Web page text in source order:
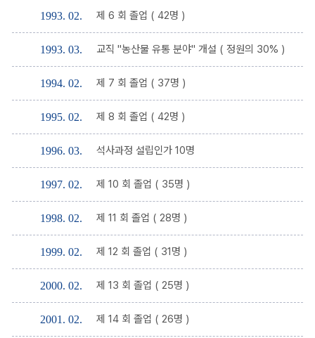
1993. 02. 제 6 회 졸업 ( 42명 )
1993. 03. 교직 "농산물 유통 분야" 개설 ( 정원의 30% )
1994. 02. 제 7 회 졸업 ( 37명 )
1995. 02. 제 8 회 졸업 ( 42명 )
1996. 03. 석사과정 설립인가 10명
1997. 02. 제 10 회 졸업 ( 35명 )
1998. 02. 제 11 회 졸업 ( 28명 )
1999. 02. 제 12 회 졸업 ( 31명 )
2000. 02. 제 13 회 졸업 ( 25명 )
2001. 02. 제 14 회 졸업 ( 26명 )